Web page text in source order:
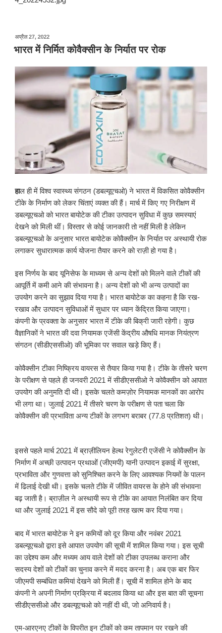
अप्रैल 27, 2022पर
प्रकाशित
किया
भारत में निर्मित कोवैक्सीन के निर्यात पर रोक
हाल ही में विश्व स्वास्थ्य संगठन (डबल्यूएचओ) ने भारत में विकसित कोवैक्सीन
टीके के निर्माण को लेकर चिंताएं व्यक्त की हैं। मार्च में किए गए निरीक्षण में
डबल्यूएचओ को भारत बायोटेक की टीका उत्पादन सुविधा में कुछ समस्याएं
देखने को मिली थीं। विस्तार से कोई जानकारी तो नहीं मिली है लेकिन
डबल्यूएचओ के अनुसार भारत बायोटेक कोवैक्सीन के निर्यात पर अस्थायी रोक
लगाकर सुधारात्मक कार्य योजना तैयार करने को राज़ी हो गया है।
इस निर्णय के बाद यूनिसेफ के माध्यम से अन्य देशों को मिलने वाले टीकों की
आपूर्ति में कमी आने की संभावना है। अन्य देशों को भी अन्य उत्पादों का
उपयोग करने का सुझाव दिया गया है। भारत बायोटेक का कहना है कि रख-
रखाव और उत्पादन सुविधाओं में सुधार पर ध्यान केंद्रित किया जाएगा।
कंपनी के प्रवक्ता के अनुसार भारत में टीके की बिक्री जारी रहेगी। कुछ
वैज्ञानिकों ने भारत की दवा नियामक एजेंसी केंद्रीय औषधि मानक नियंत्रण
संगठन (सीडीएससीओ) की भूमिका पर सवाल खड़े किए हैं।
कोवैक्सीन टीका निष्क्रिय वायरस से तैयार किया गया है। टीके के तीसरे चरण
के परीक्षण से पहले ही जनवरी 2021 में सीडीएससीओ ने कोवैक्सीन को आपात
उपयोग की अनुमति दी थी। इसके चलते कमज़ोर नियामक मानकों का आरोप
भी लगा था। जुलाई 2021 में तीसरे चरण के परीक्षण से पता चला कि
कोवैक्सीन की प्रभाविता अन्य टीकों के लगभग बराबर (77.8 प्रतिशत) थी।
इससे पहले मार्च 2021 में ब्राज़ीलियन हेल्थ रेगुलेटरी एजेंसी ने कोवैक्सीन के
निर्माण में अच्छी उत्पादन प्रथाओं (जीएमपी) यानी उत्पादन इकाई में सुरक्षा,
प्रभाविता और गुणवत्ता को सुनिश्चित करने के लिए आवश्यक नियमों के पालन
में ढिलाई देखी थी। इसके चलते टीके में जीवित वायरस के होने की संभावना
बढ़ जाती है। ब्राज़ील ने अस्थायी रूप से टीके का आयात निलंबित कर दिया
था और जुलाई 2021 में इस सौदे को पूरी तरह खत्म कर दिया गया।
बाद में भारत बायोटेक ने इन कमियों को दूर किया और नवंबर 2021
डबल्यूएचओ द्वारा इसे आपात उपयोग की सूची में शामिल किया गया। इस सूची
का उद्देश्य कम और मध्यम आय वाले देशों को टीका उपलब्ध कराना और
सदस्य देशों को टीकों का चुनाव करने में मदद करना है। अब एक बार फिर
जीएमपी सम्बंधित कमियां देखने को मिली हैं। सूची में शामिल होने के बाद
कंपनी ने अपनी निर्माण प्रक्रिया में बदलाव किया था और इस बात की सूचना
सीडीएससीओ और डबल्यूएचओ को नहीं दी थी, जो अनिवार्य है।
एम-आरएनए टीकों के विपरीत इन टीकों को कम तापमान पर रखने की